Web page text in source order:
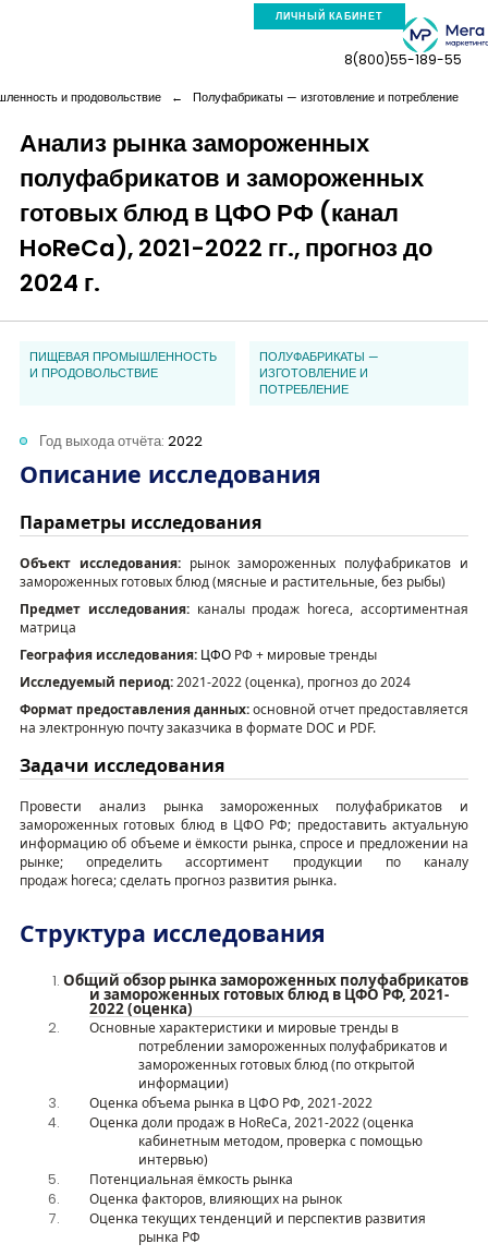
ЛИЧНЫЙ КАБИНЕТ
Компания
Услуги
Кейсы
Аналитика
8(800)55-189-55
и продовольствие ← Полуфабрикаты — изготовление и потребление
Анализ рынка замороженных
полуфабрикатов и замороженных
готовых блюд в ЦФО РФ (канал
HoReCa), 2021-2022 гг., прогноз до
2024 г.
ПИЩЕВАЯ ПРОМЫШЛЕННОСТЬ
И ПРОДОВОЛЬСТВИЕ
ПОЛУФАБРИКАТЫ —
ИЗГОТОВЛЕНИЕ И
ПОТРЕБЛЕНИЕ
Год выхода отчёта: 2022
Описание исследования
Параметры исследования
Объект исследования: рынок замороженных полуфабрикатов и
замороженных готовыхблюд(мясные и растительные, без рыбы)
Предмет исследования:каналы продаж horeca, ассортиментная
матрица
География исследования: ЦФО РФ + мировыетренды
Исследуемый период:2021-2022 (оценка), прогноз до 2024
Формат предоставления данных:основной отчет предоставляется
на электронную почту заказчика в формате DOC и PDF.
Задачи исследования
Провести анализ рынка замороженных полуфабрикатов и
замороженных готовых блюд в ЦФО РФ; предоставить актуальную
информацию об объеме и ёмкости рынка,спросе и предложении на
рынке;
определить ассортимент продукции по каналу
продаж horeca; сделать прогноз развития рынка.
Структура исследования
Общий обзор рынказамороженных полуфабрикатов
и замороженных готовых блюд в ЦФО РФ, 2021-
2022 (оценка)
Основные характеристики и мировые тренды в
потреблениизамороженных полуфабрикатов и
замороженных готовыхблюд (по открытой
информации)
Оценка объема рынка в ЦФО РФ,2021-2022
Оценка доли продаж в HoReCa, 2021-2022 (оценка
кабинетным методом, проверка с помощью
интервью)
Потенциальная ёмкость рынка
Оценка факторов, влияющих на рынок
Оценка текущих тенденций и перспектив развития
рынка РФ